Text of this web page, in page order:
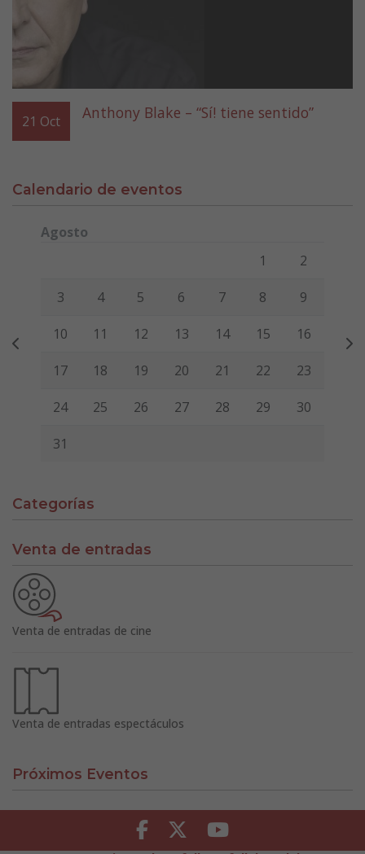
21 Oct Anthony Blake – “Sí! tiene sentido”
Calendario de eventos
Agosto
Viernes Sábado
1 2
3 4 5 6 7 8 9
10 11 12 13 14 15 16
17 18 19 20 21 22 23
24 25 26 27 28 29 30
31
Categorías
Venta de entradas
Venta de entradas de cine
Venta de entradas espectáculos
Próximos Eventos
Facebook Twitter Youtube